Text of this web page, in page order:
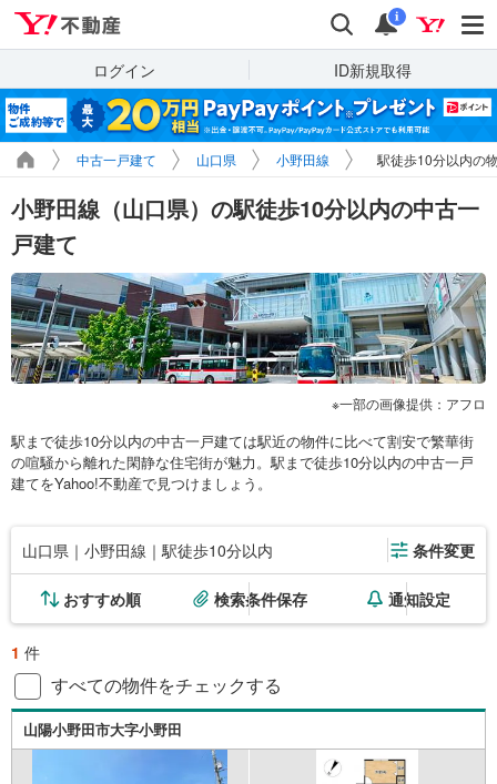
検索 通知
i
ログイン ID新規取得
中古一戸建て 山口県 小野田線 駅徒歩10分以内の
小野田線（山口県）の駅徒歩10分以内の中古一
戸建て
一部の画像提供：アフロ
駅まで徒歩10分以内の中古一戸建ては駅近の物件に比べて割安で繁華街
の喧騒から離れた閑静な住宅街が魅力。駅まで徒歩10分以内の中古一戸
建てをYahoo!不動産で見つけましょう。
山口県｜小野田線｜駅徒歩10分以内 条件変更
おすすめ順 検索条件保存 通知設定
1 件
すべての物件をチェックする
山陽小野田市大字小野田